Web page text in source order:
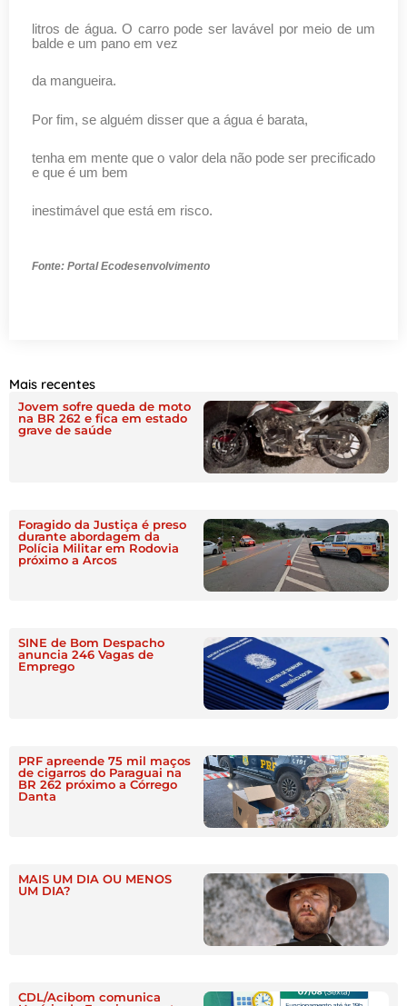
litros de água. O carro pode ser lavável por meio de um
balde e um pano em vez
da mangueira.
Por fim, se alguém disser que a água é barata,
tenha em mente que o valor dela não pode ser precificado
e que é um bem
inestimável que está em risco.
Fonte: Portal Ecodesenvolvimento
Mais recentes
Jovem sofre queda de moto
na BR 262 e fica em estado
grave de saúde
Foragido da Justiça é preso
durante abordagem da
Polícia Militar em Rodovia
próximo a Arcos
SINE de Bom Despacho
anuncia 246 Vagas de
Emprego
PRF apreende 75 mil maços
de cigarros do Paraguai na
BR 262 próximo a Córrego
Danta
MAIS UM DIA OU MENOS
UM DIA?
CDL/Acibom comunica